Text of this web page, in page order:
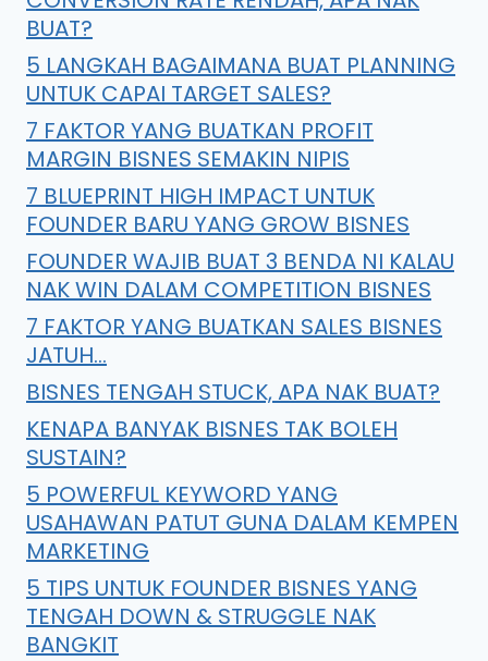
BUAT?
5 LANGKAH BAGAIMANA BUAT PLANNING
UNTUK CAPAI TARGET SALES?
7 FAKTOR YANG BUATKAN PROFIT
MARGIN BISNES SEMAKIN NIPIS
7 BLUEPRINT HIGH IMPACT UNTUK
FOUNDER BARU YANG GROW BISNES
FOUNDER WAJIB BUAT 3 BENDA NI KALAU
NAK WIN DALAM COMPETITION BISNES
7 FAKTOR YANG BUATKAN SALES BISNES
JATUH…
BISNES TENGAH STUCK, APA NAK BUAT?
KENAPA BANYAK BISNES TAK BOLEH
SUSTAIN?
5 POWERFUL KEYWORD YANG
USAHAWAN PATUT GUNA DALAM KEMPEN
MARKETING
5 TIPS UNTUK FOUNDER BISNES YANG
TENGAH DOWN & STRUGGLE NAK
BANGKIT